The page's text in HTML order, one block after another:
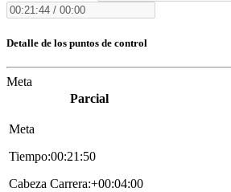
Detalle de los puntos de control
Meta
Parcial
Meta
Tiempo:00:21:50
Cabeza Carrera:+00:04:00